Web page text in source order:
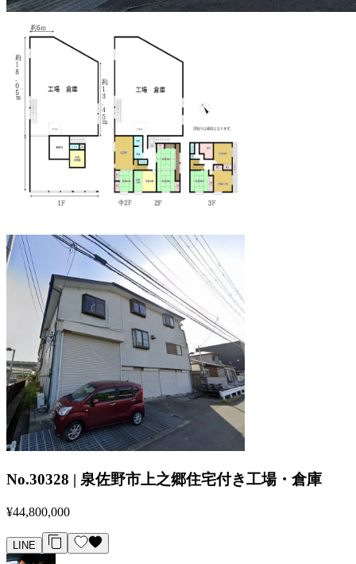
No.30328 | 泉佐野市上之郷住宅付き工場・倉庫
¥44,800,000
LINE